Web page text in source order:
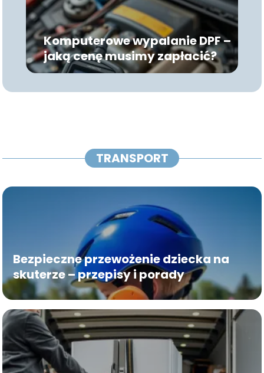
Komputerowe wypalanie DPF –
jaką cenę musimy zapłacić?
TRANSPORT
Bezpieczne przewożenie dziecka na
skuterze – przepisy i porady